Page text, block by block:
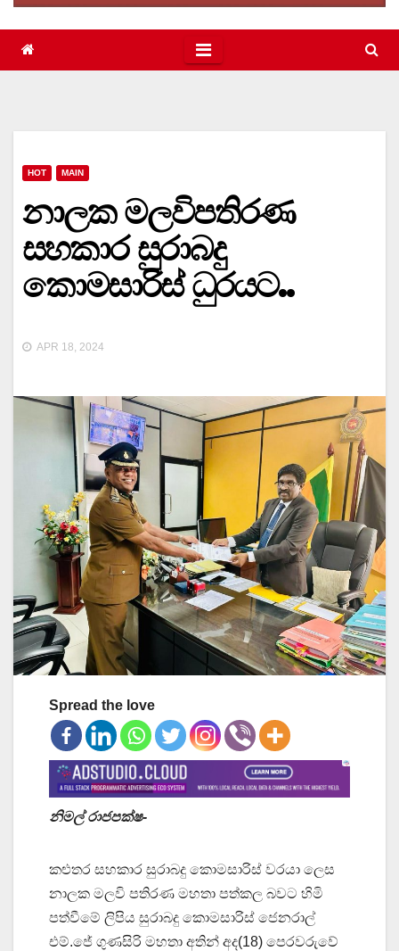
HOT MAIN
නාලක මලවිපතිරණ
සහකාර සුරාබදු
කොමසාරිස් ධුරයට..
APR 18, 2024
Spread the love
නිමල් රාජපක්ෂ-
කළුතර සහකාර සුරාබදු කොමසාරිස් වරයා ලෙස
නාලක මලවි පතිරණ මහතා පත්කල බවට හිමි
පත්වීමේ ලිපිය සුරාබදු කොමසාරිස් ජෙනරාල්
එම්.ජේ ගුණසිරි මහතා අතින් අද(18) පෙරවරුවේ